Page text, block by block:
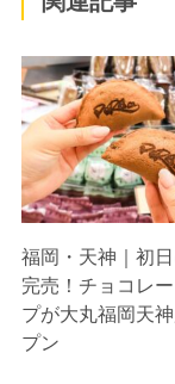
福岡・天神｜初
完売！チョコレ
プが大丸福岡天
プン